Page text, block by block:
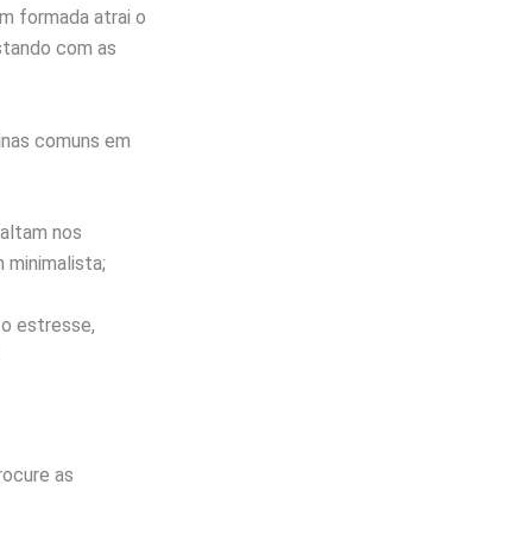
formada atrai o
com as
comuns em
nos
estresse,
as